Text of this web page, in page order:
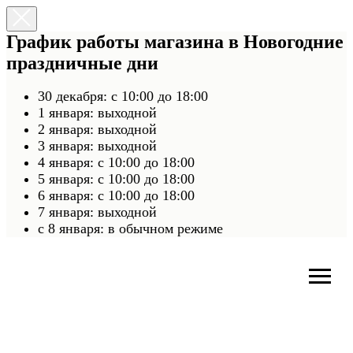
График работы магазина в Новогодние
праздничные дни
30 декабря: с 10:00 до 18:00
1 января: выходной
2 января: выходной
3 января: выходной
4 января: с 10:00 до 18:00
5 января: с 10:00 до 18:00
6 января: с 10:00 до 18:00
7 января: выходной
c 8 января: в обычном режиме